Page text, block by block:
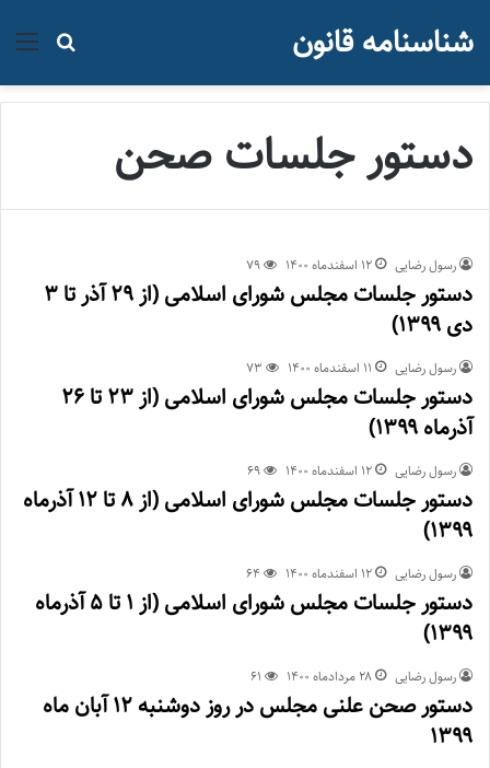
جستجو شناسنامه قانون
دستور جلسات صحن
رسول رضایی ۱۲ اسفند‌ماه ۱۴۰۰ 79
دستور جلسات مجلس شورای اسلامی (از ۲۹ آذر تا ۳
دی ۱۳۹۹)
رسول رضایی ۱۱ اسفند‌ماه ۱۴۰۰ 73
دستور جلسات مجلس شورای اسلامی (از ۲۳ تا ۲۶
آذرماه ۱۳۹۹)
رسول رضایی ۱۲ اسفند‌ماه ۱۴۰۰ 69
دستور جلسات مجلس شورای اسلامی (از ۸ تا ۱۲ آذرماه
۱۳۹۹)
رسول رضایی ۱۲ اسفند‌ماه ۱۴۰۰ 64
دستور جلسات مجلس شورای اسلامی (از ۱ تا ۵ آذرماه
۱۳۹۹)
رسول رضایی ۲۸ مرداد‌ماه ۱۴۰۰ 61
دستور صحن علنی مجلس در روز دوشنبه ۱۲ آبان ماه
۱۳۹۹